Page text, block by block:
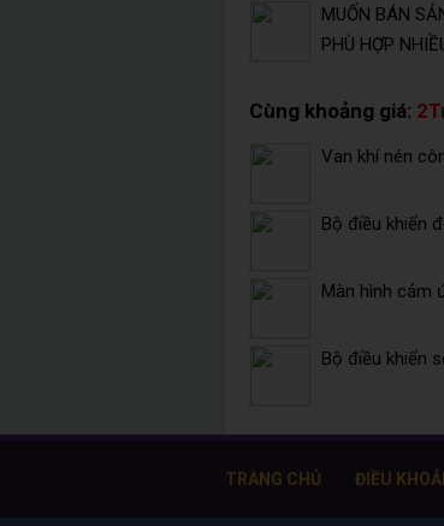
MUỐN BÁN
PHÙ HỢP
Cùng khoảng giá:
Van khí nén
Bộ điều khiển
Màn hình cảm
Bộ điều khiển
TRANG CHỦ ĐIỀU